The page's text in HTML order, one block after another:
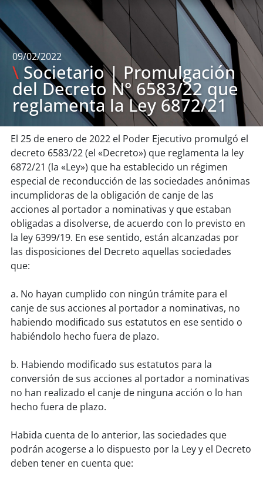
09/02/2022
\ Societario | Promulgación
del Decreto N° 6583/22 que
reglamenta la Ley 6872/21
El 25 de enero de 2022 el Poder Ejecutivo promulgó el
decreto 6583/22 (el «Decreto») que reglamenta la ley
6872/21 (la «Ley») que ha establecido un régimen
especial de reconducción de las sociedades anónimas
incumplidoras de la obligación de canje de las
acciones al portador a nominativas y que estaban
obligadas a disolverse, de acuerdo con lo previsto en
la ley 6399/19. En ese sentido, están alcanzadas por
las disposiciones del Decreto aquellas sociedades
que:
a. No hayan cumplido con ningún trámite para el
canje de sus acciones al portador a nominativas, no
habiendo modificado sus estatutos en ese sentido o
habiéndolo hecho fuera de plazo.
b. Habiendo modificado sus estatutos para la
conversión de sus acciones al portador a nominativas
no han realizado el canje de ninguna acción o lo han
hecho fuera de plazo.
Habida cuenta de lo anterior, las sociedades que
podrán acogerse a lo dispuesto por la Ley y el Decreto
deben tener en cuenta que: